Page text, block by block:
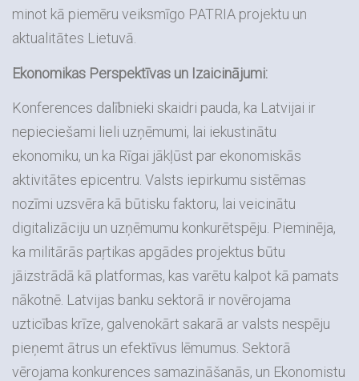
minot kā piemēru veiksmīgo PATRIA projektu un
aktualitātes Lietuvā.
Ekonomikas Perspektīvas un Izaicinājumi:
Konferences dalībnieki skaidri pauda, ka Latvijai ir
nepieciešami lieli uzņēmumi, lai iekustinātu
ekonomiku, un ka Rīgai jākļūst par ekonomiskās
aktivitātes epicentru. Valsts iepirkumu sistēmas
nozīmi uzsvēra kā būtisku faktoru, lai veicinātu
digitalizāciju un uzņēmumu konkurētspēju. Pieminēja,
ka militārās paŗtikas apgādes projektus būtu
jāizstrādā kā platformas, kas varētu kalpot kā pamats
nākotnē. Latvijas banku sektorā ir novērojama
uzticības krīze, galvenokārt sakarā ar valsts nespēju
pieņemt ātrus un efektīvus lēmumus. Sektorā
vērojama konkurences samazināšanās, un Ekonomistu